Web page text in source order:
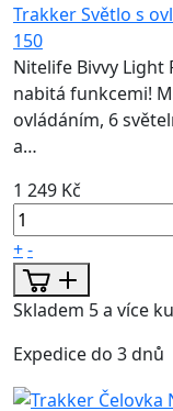
Trakker Světlo s
150
Nitelife Bivvy
nabitá funkcemi!
ovládáním, 6
a…
1 249 Kč
+-
Skladem 5 a více
Expedice do 3 dnů